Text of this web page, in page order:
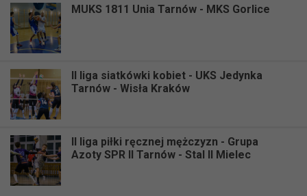
MUKS 1811 Unia Tarnów - MKS Gorlice
II liga siatkówki kobiet - UKS Jedynka
Tarnów - Wisła Kraków
II liga piłki ręcznej mężczyzn - Grupa
Azoty SPR II Tarnów - Stal II Mielec